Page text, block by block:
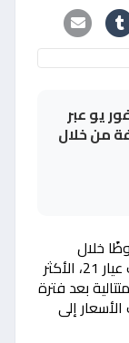
يو عبر
من خلال
خلال
الأسابيع الثلاثة الماضية، حيث واصل الذهب عيار 21، الأكثر
بعد فترة
إلى